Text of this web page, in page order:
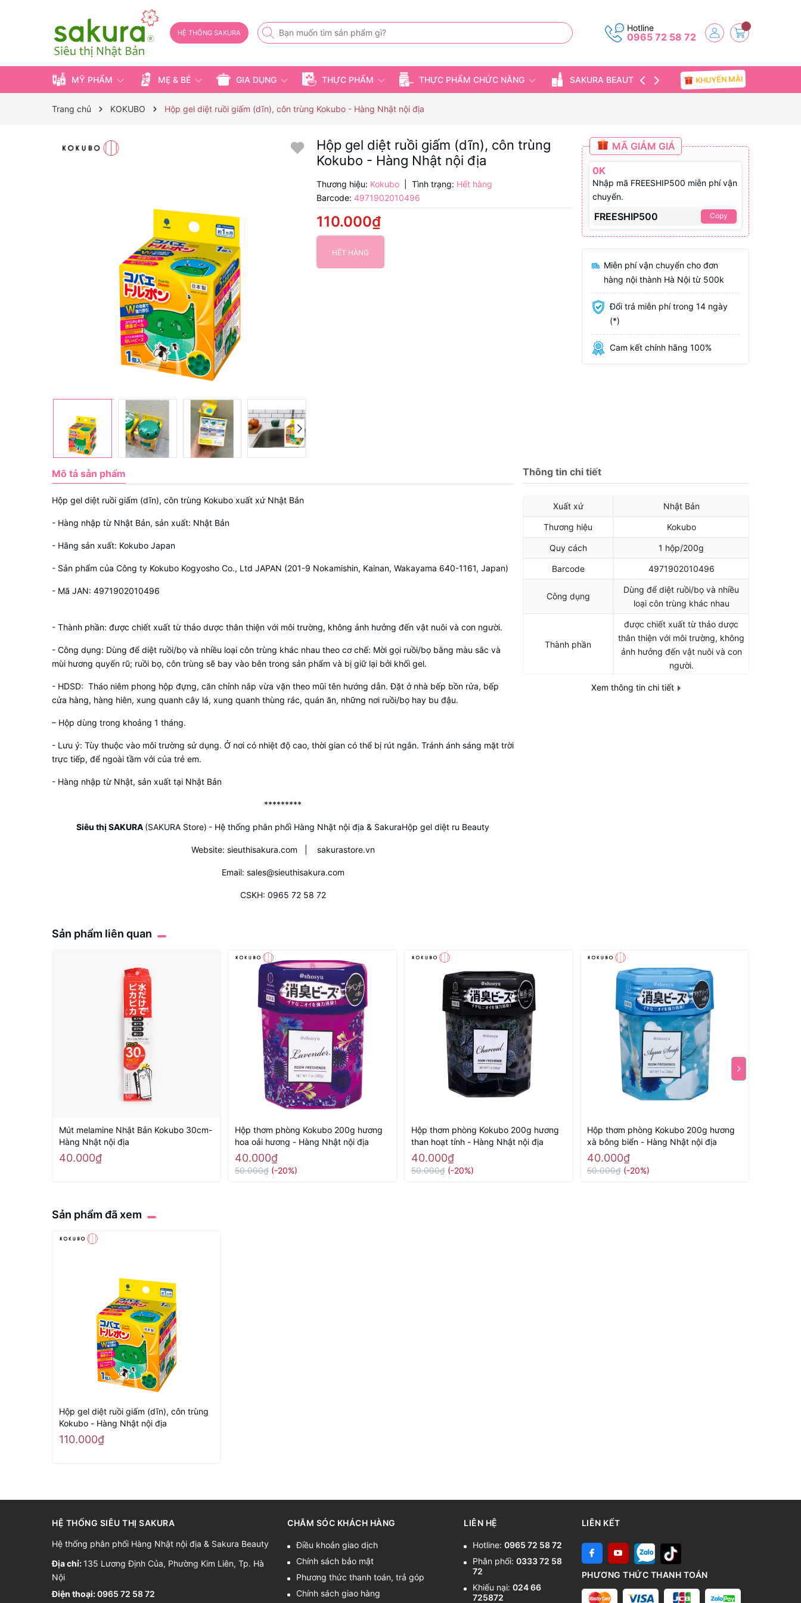
HỆ THỐNG SAKURA Hotline
0965 72 58 72
MỸ PHẨM MẸ & BÉ GIA DỤNG THỰC PHẨM THỰC PHẨM CHỨC NĂNG SAKURA BEAUTY TIN TỨC
KHUYẾN MÃI
Trang chủ KOKUBO Hộp gel diệt ruồi giấm (dĩn), côn trùng Kokubo - Hàng Nhật nội địa
Hộp gel diệt ruồi giấm (dĩn), côn trùng
Kokubo - Hàng Nhật nội địa
Thương hiệu: Kokubo Tình trạng: Hết hàng
Barcode: 4971902010496
110.000₫
HẾT HÀNG
MÃ GIẢM GIÁ
0K
Nhập mã FREESHIP500 miễn phí vận
chuyển.
FREESHIP500 Copy
Miễn phí vận chuyển cho đơn
hàng nội thành Hà Nội từ 500k
Đổi trả miễn phí trong 14 ngày
(*)
Cam kết chính hãng 100%
Mô tả sản phẩm
Hộp gel diệt ruồi giấm (dĩn), côn trùng Kokubo xuất xứ Nhật Bản
- Hàng nhập từ Nhật Bản, sản xuất: Nhật Bản
- Hãng sản xuất: Kokubo Japan
- Sản phẩm của Công ty Kokubo Kogyosho Co., Ltd JAPAN (201-9 Nokamishin, Kainan, Wakayama 640-1161, Japan)
- Mã JAN: 4971902010496
- Thành phần: được chiết xuất từ thảo dược thân thiện với môi trường, không ảnh hưởng đến vật nuôi và con người.
- Công dụng: Dùng để diệt ruồi/bọ và nhiều loại côn trùng khác nhau theo cơ chế: Mời gọi ruồi/bọ bằng màu sắc và
mùi hương quyến rũ; ruồi bọ, côn trùng sẽ bay vào bên trong sản phẩm và bị giữ lại bởi khối gel.
- HDSD: Tháo niêm phong hộp đựng, căn chỉnh nắp vừa vặn theo mũi tên hướng dẫn. Đặt ở nhà bếp bồn rửa, bếp
cửa hàng, hàng hiên, xung quanh cây lá, xung quanh thùng rác, quán ăn, những nơi ruồi/bọ hay bu đậu.
– Hộp dùng trong khoảng 1 tháng.
- Lưu ý: Tùy thuộc vào môi trường sử dụng. Ở nơi có nhiệt độ cao, thời gian có thể bị rút ngắn. Tránh ánh sáng mặt trời
trực tiếp, để ngoài tầm với của trẻ em.
- Hàng nhập từ Nhật, sản xuất tại Nhật Bản
*********
Siêu thị SAKURA (SAKURA Store) - Hệ thống phân phối Hàng Nhật nội địa & SakuraHộp gel diệt ru Beauty
Website: sieuthisakura.com sakurastore.vn
Email: sales@sieuthisakura.com
CSKH: 0965 72 58 72
Thông tin chi tiết
Xuất xứ Nhật Bản
Thương hiệu Kokubo
Quy cách 1 hộp/200g
Barcode 4971902010496
Công dụng
Dùng để diệt ruồi/bọ và nhiều
loại côn trùng khác nhau
Thành phần
được chiết xuất từ thảo dược
thân thiện với môi trường, không
ảnh hưởng đến vật nuôi và con
người.
gel diệt ruồi giấm, côn trùng
Xem thông tin chi tiết
Sản phẩm liên quan
Mút melamine Nhật Bản Kokubo 30cm-
Hàng Nhật nội địa
40.000₫
Hộp thơm phòng Kokubo 200g hương
hoa oải hương - Hàng Nhật nội địa
40.000₫
50.000₫ (-20%)
Hộp thơm phòng Kokubo 200g hương
than hoạt tính - Hàng Nhật nội địa
40.000₫
50.000₫ (-20%)
Hộp thơm phòng Kokubo 200g hương
xà bông biển - Hàng Nhật nội địa
40.000₫
50.000₫ (-20%)
Sản phẩm đã xem
Hộp gel diệt ruồi giấm (dĩn), côn trùng
Kokubo - Hàng Nhật nội địa
110.000₫
HỆ THỐNG SIÊU THỊ SAKURA
Hệ thống phân phối Hàng Nhật nội địa & Sakura Beauty
Địa chỉ: 135 Lương Định Của, Phường Kim Liên, Tp. Hà
Nội
Điện thoại:0965 72 58 72
CHĂM SÓC KHÁCH HÀNG
Điều khoản giao dịch
Chính sách bảo mật
Phương thức thanh toán, trả góp
Chính sách giao hàng
LIÊN HỆ
Hotline:0965 72 58 72
Phân phối:0333 72 58
72
Khiếu nại:024 66
725872
LIÊN KẾT
PHƯƠNG THỨC THANH TOÁN